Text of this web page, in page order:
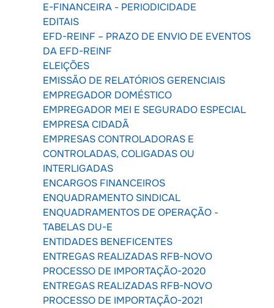
E-FINANCEIRA - PERIODICIDADE
EDITAIS
EFD-REINF – PRAZO DE ENVIO DE EVENTOS
DA EFD-REINF
ELEIÇÕES
EMISSÃO DE RELATÓRIOS GERENCIAIS
EMPREGADOR DOMÉSTICO
EMPREGADOR MEI E SEGURADO ESPECIAL
EMPRESA CIDADÃ
EMPRESAS CONTROLADORAS E
CONTROLADAS, COLIGADAS OU
INTERLIGADAS
ENCARGOS FINANCEIROS
ENQUADRAMENTO SINDICAL
ENQUADRAMENTOS DE OPERAÇÃO -
TABELAS DU-E
ENTIDADES BENEFICENTES
ENTREGAS REALIZADAS RFB-NOVO
PROCESSO DE IMPORTAÇÃO-2020
ENTREGAS REALIZADAS RFB-NOVO
PROCESSO DE IMPORTAÇÃO-2021